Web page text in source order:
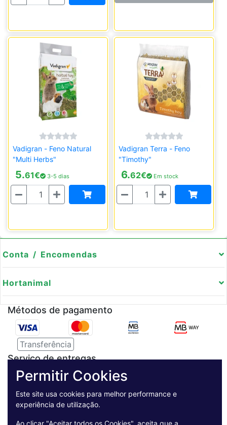
Vadigran - Feno Natural
"Multi Herbs"
5.61€ 3-5 dias
Quantidade
Vadigran Terra - Feno
"Timothy"
6.62€ Em stock
Quantidade
Conta / Encomendas
Hortanimal
Métodos de pagamento
Transferência
Serviço de entregas
Pagamento Seguro
Permitir Cookies
Este site usa cookies para melhor performance e
experiência de utilização.
Ao clicar "Aceitar todos os Cookies", aceita que a